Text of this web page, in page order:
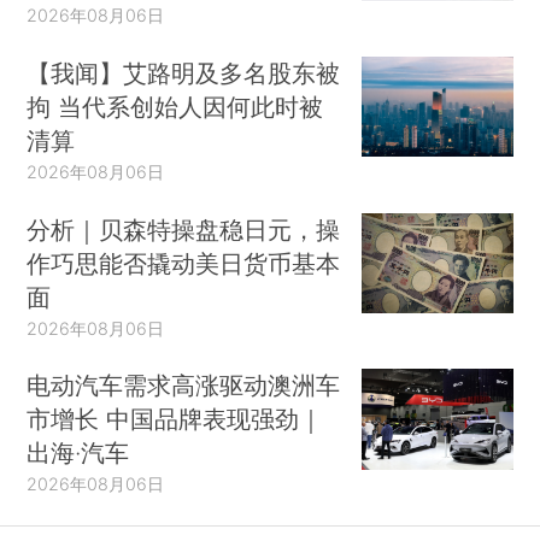
2026年08月06日
【我闻】艾路明及多名股东被
拘 当代系创始人因何此时被
清算
2026年08月06日
分析｜贝森特操盘稳日元，操
作巧思能否撬动美日货币基本
面
2026年08月06日
电动汽车需求高涨驱动澳洲车
市增长 中国品牌表现强劲｜
出海·汽车
2026年08月06日